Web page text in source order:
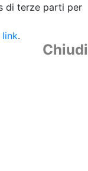
di terze parti per
link.
Chiudi